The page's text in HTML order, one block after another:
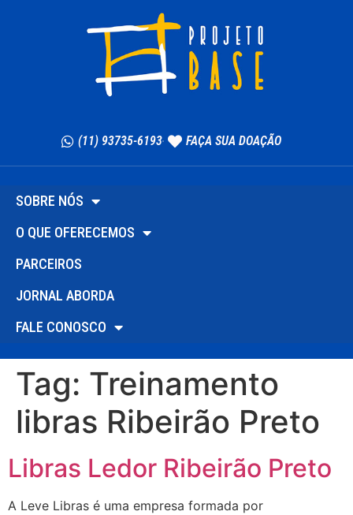
(11) 93735-6193 FAÇA SUA DOAÇÃO
SOBRE NÓS
O QUE OFERECEMOS
PARCEIROS
JORNAL ABORDA
FALE CONOSCO
Tag: Treinamento
libras Ribeirão Preto
Libras Ledor Ribeirão Preto
A Leve Libras é uma empresa formada por